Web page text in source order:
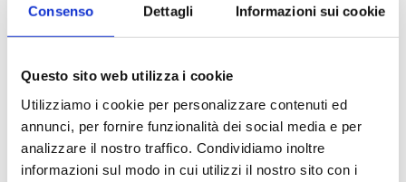
Consenso Dettagli Informazioni sui cookie
Questo sito web utilizza i cookie
Utilizziamo i cookie per personalizzare contenuti ed
annunci, per fornire funzionalità dei social media e per
analizzare il nostro traffico. Condividiamo inoltre
informazioni sul modo in cui utilizzi il nostro sito con i
Temperatura massima di esercizio
: 95 °C
Pressione massima di esercizio : 10 bar